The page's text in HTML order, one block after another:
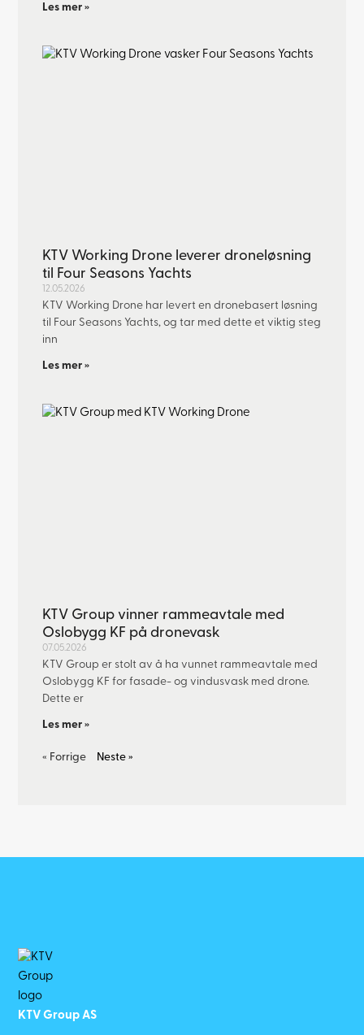
Les mer »
KTV Working Drone leverer droneløsning
til Four Seasons Yachts
12.05.2026
KTV Working Drone har levert en dronebasert løsning
til Four Seasons Yachts, og tar med dette et viktig steg
inn
Les mer »
KTV Group vinner rammeavtale med
Oslobygg KF på dronevask
07.05.2026
KTV Group er stolt av å ha vunnet rammeavtale med
Oslobygg KF for fasade- og vindusvask med drone.
Dette er
Les mer »
« Forrige Neste »
KTV Group AS